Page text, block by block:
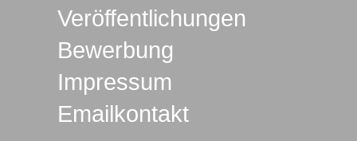
Veröffentlichungen
Bewerbung
Impressum
Emailkontakt